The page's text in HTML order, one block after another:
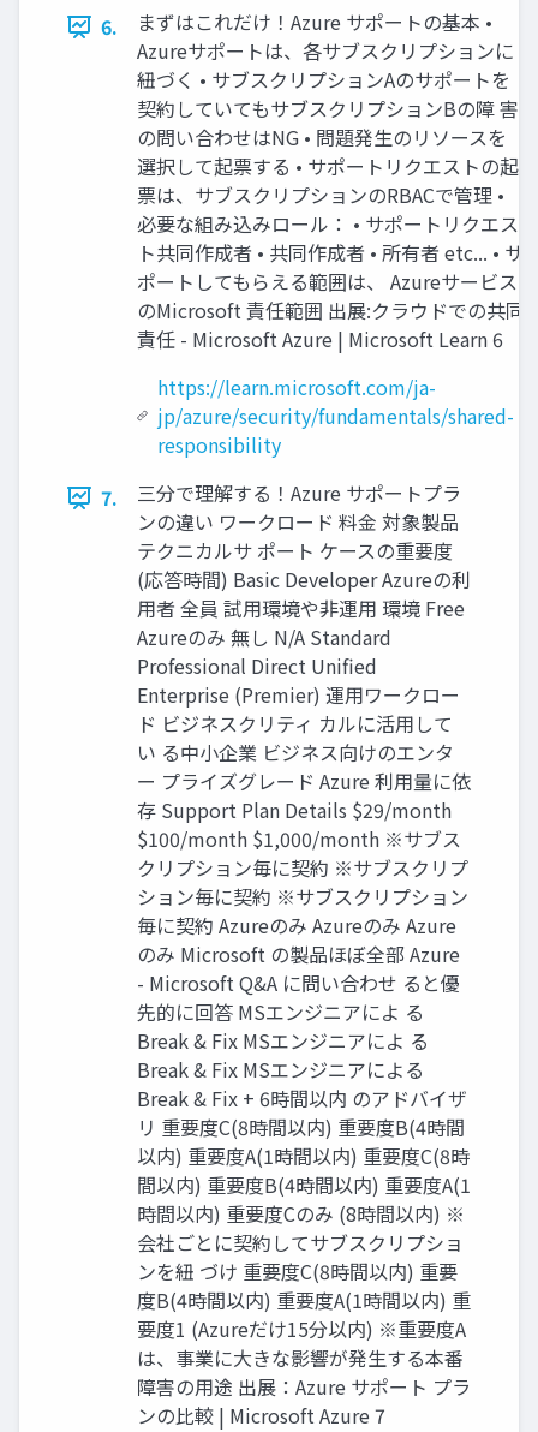
6.
まずはこれだけ！Azure サポートの基本 •
Azureサポートは、各サブスクリプションに
紐づく • サブスクリプションAのサポートを
契約していてもサブスクリプションBの障 害
の問い合わせはNG • 問題発生のリソースを
選択して起票する • サポートリクエストの起
票は、サブスクリプションのRBACで管理 •
必要な組み込みロール： • サポートリクエス
ト共同作成者 • 共同作成者 • 所有者 etc... • サ
ポートしてもらえる範囲は、 Azureサービス
のMicrosoft 責任範囲 出展:クラウドでの共同
責任 - Microsoft Azure | Microsoft Learn 6
https://learn.microsoft.com/ja-
jp/azure/security/fundamentals/shared-
responsibility
7.
三分で理解する！Azure サポートプラ
ンの違い ワークロード 料金 対象製品
テクニカルサ ポート ケースの重要度
(応答時間) Basic Developer Azureの利
用者 全員 試用環境や非運用 環境 Free
Azureのみ 無し N/A Standard
Professional Direct Unified
Enterprise (Premier) 運用ワークロー
ド ビジネスクリティ カルに活用して
い る中小企業 ビジネス向けのエンタ
ー プライズグレード Azure 利用量に依
存 Support Plan Details $29/month
$100/month $1,000/month ※サブス
クリプション毎に契約 ※サブスクリプ
ション毎に契約 ※サブスクリプション
毎に契約 Azureのみ Azureのみ Azure
のみ Microsoft の製品ほぼ全部 Azure
- Microsoft Q&A に問い合わせ ると優
先的に回答 MSエンジニアによ る
Break & Fix MSエンジニアによ る
Break & Fix MSエンジニアによる
Break & Fix + 6時間以内 のアドバイザ
リ 重要度C(8時間以内) 重要度B(4時間
以内) 重要度A(1時間以内) 重要度C(8時
間以内) 重要度B(4時間以内) 重要度A(1
時間以内) 重要度Cのみ (8時間以内) ※
会社ごとに契約してサブスクリプショ
ンを紐 づけ 重要度C(8時間以内) 重要
度B(4時間以内) 重要度A(1時間以内) 重
要度1 (Azureだけ15分以内) ※重要度A
は、事業に大きな影響が発生する本番
障害の用途 出展：Azure サポート プラ
ンの比較 | Microsoft Azure 7